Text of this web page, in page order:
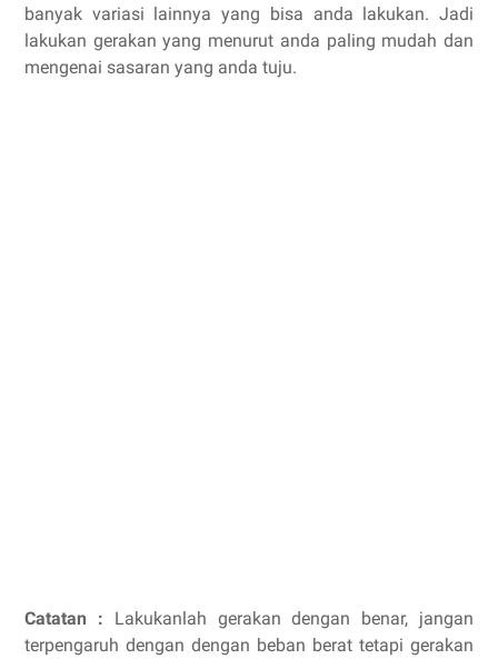
banyak variasi lainnya yang bisa anda lakukan. Jadi
lakukan gerakan yang menurut anda paling mudah dan
mengenai sasaran yang anda tuju.
Catatan : Lakukanlah gerakan dengan benar, jangan
terpengaruh dengan dengan beban berat tetapi gerakan